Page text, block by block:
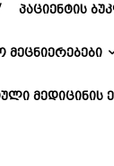
ᲞᲐᲪᲘᲔᲜᲢᲘᲡ
ᲛᲔᲪᲜᲘᲔᲠᲔᲑᲔᲑᲘ
ᲛᲔᲓᲘᲪᲘᲜᲘᲡ